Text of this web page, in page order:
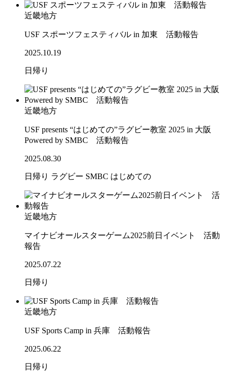
近畿地方
USF スポーツフェスティバル in 加東 活動報告
2025.10.19
日帰り
近畿地方
USF presents “はじめての”ラグビー教室 2025 in 大阪
Powered by SMBC 活動報告
2025.08.30
日帰り ラグビー SMBC はじめての
近畿地方
マイナビオールスターゲーム2025前日イベント 活動
報告
2025.07.22
日帰り
近畿地方
USF Sports Camp in 兵庫 活動報告
2025.06.22
日帰り